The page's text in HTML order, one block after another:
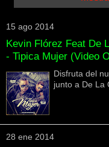
15 ago 2014
Kevin Flórez Feat De
- Tipica Mujer (Video
Disfruta del
junto a De La
28 ene 2014